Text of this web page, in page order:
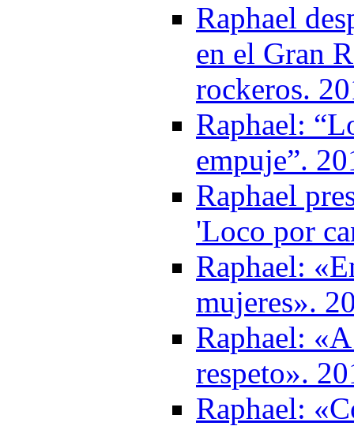
Raphael
en el Gran
rockeros.
Raphael:
empuje”.
Raphael
'Loco por
Raphael:
mujeres».
Raphael:
respeto».
Raphael: